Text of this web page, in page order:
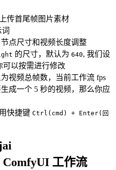
传首尾帧图片素材
节点尺寸和视频长度调整
的尺寸，默认为 640, 我们设
可以按需进行修改
视频总帧数，当前工作流 fps
成一个 5 秒的视频，那么你应
快捷键 Ctrl(cmd) + Enter(回
工作流